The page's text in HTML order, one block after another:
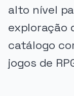
alto nível
exploração
catálogo
jogos de